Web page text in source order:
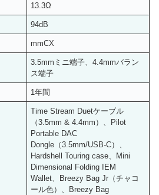
13.3Ω
94dB
mmCX
3.5mmミニ端子、4.4mmバラン
ス端子
1年間
Time Stream Duetケーブル
（3.5mm & 4.4mm）、Pilot
Portable DAC
Dongle（3.5mm/USB-C）、
Hardshell Touring case、Mini
Dimensional Folding IEM
Wallet、Breezy Bag Jr（チャコ
ール色）、Breezy Bag